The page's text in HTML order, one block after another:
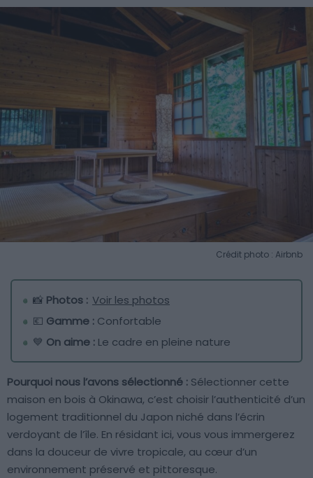
Crédit photo : Airbnb
📸 Photos : Voir les photos
💶 Gamme : Confortable
💙 On aime : Le cadre en pleine nature
Pourquoi nous l’avons sélectionné : Sélectionner cette
maison en bois à Okinawa, c’est choisir l’authenticité d’un
logement traditionnel du Japon niché dans l’écrin
verdoyant de l’île. En résidant ici, vous vous immergerez
dans la douceur de vivre tropicale, au cœur d’un
environnement préservé et pittoresque.